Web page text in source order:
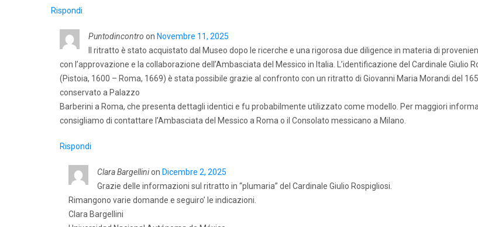
Rispondi
Puntodincontro on Novembre 11, 2025
Il ritratto è stato acquistato dal Museo dopo le ricerche e una rigorosa due diligence in materia di
con l’approvazione e la collaborazione dell’Ambasciata del Messico in Italia. L’identificazione del Cardinale Giulio
(Pistoia, 1600 – Roma, 1669) è stata possibile grazie al confronto con un ritratto di Giovanni Maria Morandi del
conservato a Palazzo
Barberini a Roma, che presenta dettagli identici e fu probabilmente utilizzato come modello. Per maggiori
consigliamo di contattare l’Ambasciata del Messico a Roma o il Consolato messicano a Milano.
Rispondi
Clara Bargellinion Dicembre 2, 2025
Grazie delle informazioni sul ritratto in “plumaria” del Cardinale Giulio Rospigliosi.
Rimangono varie domande e seguiro’ le indicazioni.
Clara Bargellini